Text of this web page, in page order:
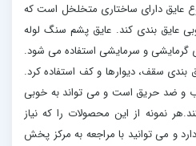
عایق دارای ساختاری متخلخل است که
عایق بندی کند. عایق پشم سنگ لوله
گرمایشی و سرمایشی استفاده می شود.
بندی سقف، دیوارها و کف استفاده کرد.
و ضد حریق است و می تواند به خوبی
نمونه از این محصولات را که نیاز
و می توانید با مراجعه به مرکز پخش